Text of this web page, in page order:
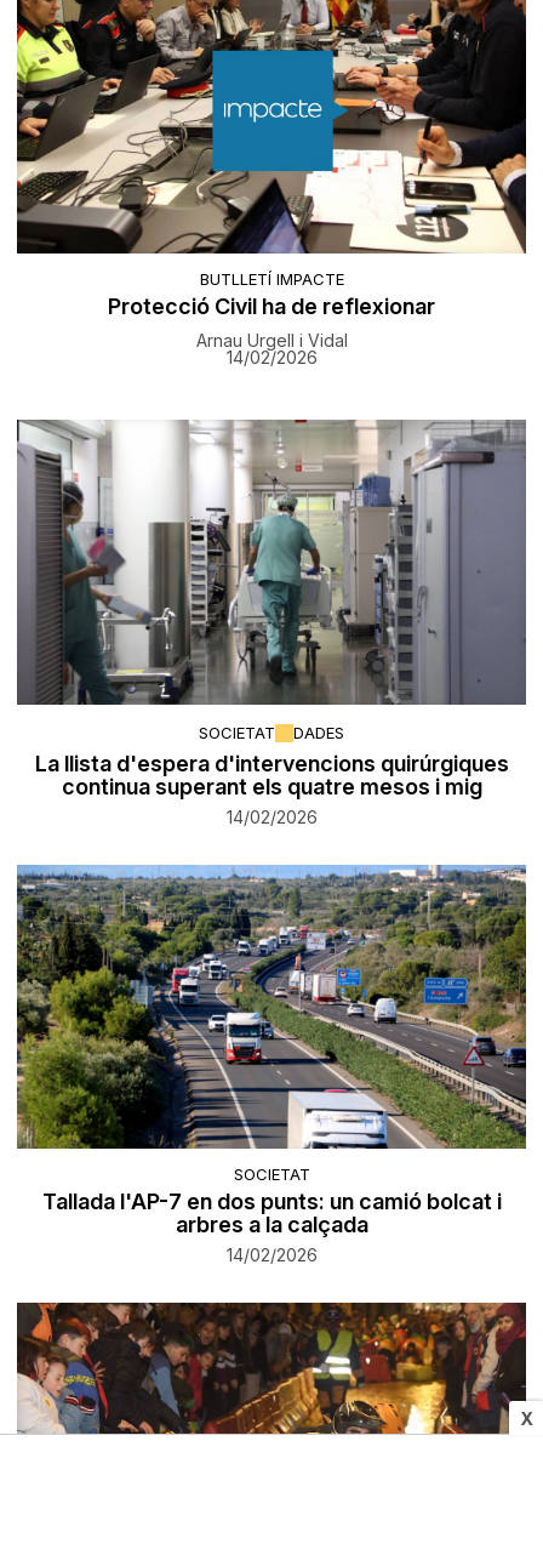
X
BUTLLETÍ IMPACTE
Protecció Civil ha de reflexionar
Arnau Urgell i Vidal
14/02/2026
SOCIETAT DADES
La llista d'espera d'intervencions quirúrgiques
continua superant els quatre mesos i mig
14/02/2026
SOCIETAT
Tallada l'AP-7 en dos punts: un camió bolcat i
arbres a la calçada
14/02/2026